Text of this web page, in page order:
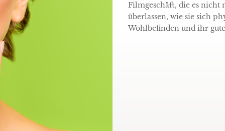
Filmgeschäft, die es nicht
überlassen, wie sie sich
Wohlbefinden und ihr